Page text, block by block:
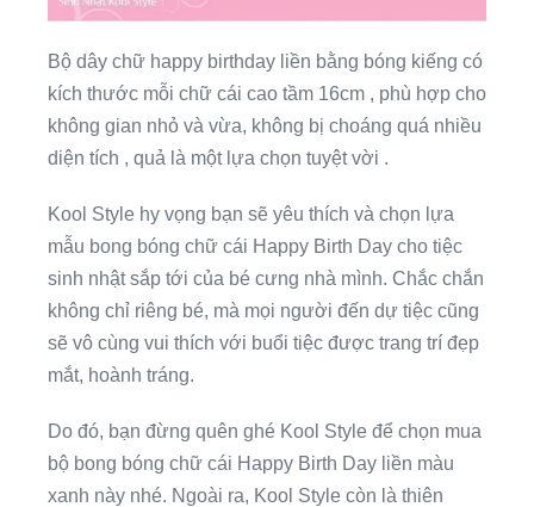
Bộ dây chữ happy birthday liền bằng bóng kiếng có
kích thước mỗi chữ cái cao tầm 16cm , phù hợp cho
không gian nhỏ và vừa, không bị choáng quá nhiều
diện tích , quả là một lựa chọn tuyệt vời .
Kool Style hy vọng bạn sẽ yêu thích và chọn lựa
mẫu bong bóng chữ cái Happy Birth Day cho tiệc
sinh nhật sắp tới của bé cưng nhà mình. Chắc chắn
không chỉ riêng bé, mà mọi người đến dự tiệc cũng
sẽ vô cùng vui thích với buổi tiệc được trang trí đẹp
mắt, hoành tráng.
Do đó, bạn đừng quên ghé Kool Style để chọn mua
bộ bong bóng chữ cái Happy Birth Day liền màu
xanh này nhé. Ngoài ra, Kool Style còn là thiên